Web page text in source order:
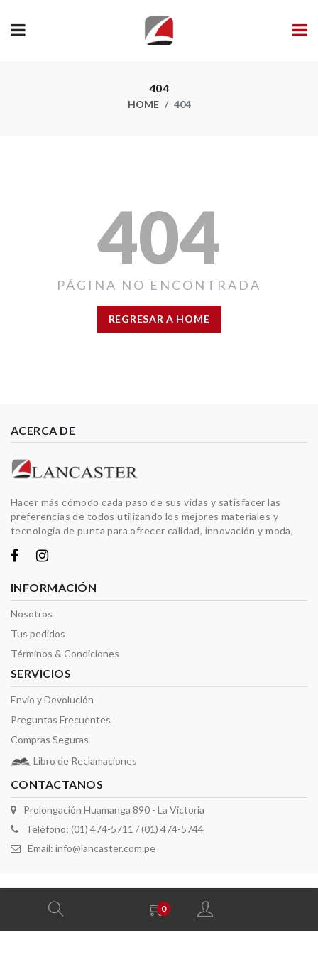
0
404
HOME 404
404
PÁGINA NO ENCONTRADA
REGRESAR A HOME
ACERCA DE
Hacer más cómodo cada paso de sus vidas y satisfacer las
preferencias de todos utilizando los mejores materiales y
tecnología de punta para ofrecer calidad, innovación y moda,
INFORMACIÓN
Nosotros
Tus pedidos
Términos & Condiciones
SERVICIOS
Envío y Devolución
Preguntas Frecuentes
Compras Seguras
Libro de Reclamaciones
CONTACTANOS
Prolongación Huamanga 890 - La Victoria
Teléfono: (01) 474-5711 / (01) 474-5744
Email: info@lancaster.com.pe